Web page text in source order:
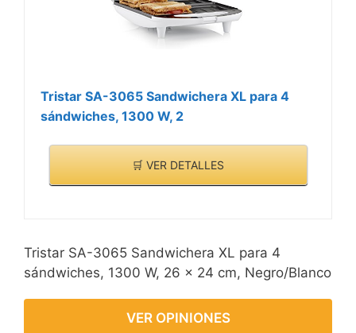
Tristar SA-3065 Sandwichera XL para 4
sándwiches, 1300 W, 2
🛒 VER DETALLES
Tristar SA-3065 Sandwichera XL para 4
sándwiches, 1300 W, 26 x 24 cm, Negro/Blanco
VER OPINIONES